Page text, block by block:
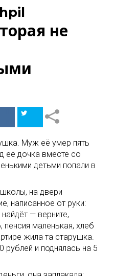
не
Поделиться
Муж её умер пять
её дочка вместе со
детьми попали в
на двери
написанное от руки:
— верните,
пенсия маленькая, хлеб
жила та старушка.
рублей и поднялась на 5